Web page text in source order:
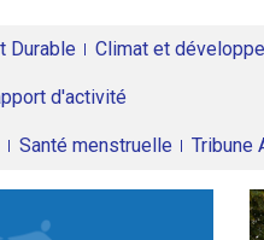
Durable Climat et
d'activité
Santé menstruelle Tribune